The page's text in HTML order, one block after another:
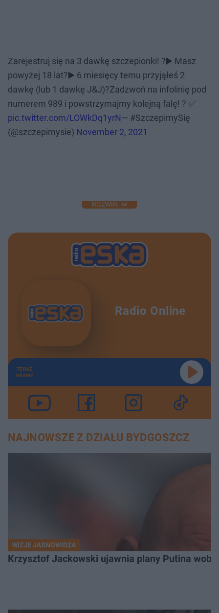
Zarejestruj się na 3 dawkę szczepionki! ?️▶️ Masz
powyżej 18 lat?▶️ 6 miesięcy temu przyjąłeś 2
dawkę (lub 1 dawkę J&J)?Zadzwoń na infolinię pod
numerem 989 i powstrzymajmy kolejną falę! ? ✅
pic.twitter.com/LOWkDq1yrN— #SzczepimySię
(@szczepimysie) November 2, 2021
ROZWIŃ
Radio Online
TERAZ
GRAMY
NAJNOWSZE Z DZIAŁU BYDGOSZCZ
WIZJE JASNOWIDZA
Krzysztof Jackowski ujawnia plany Putina